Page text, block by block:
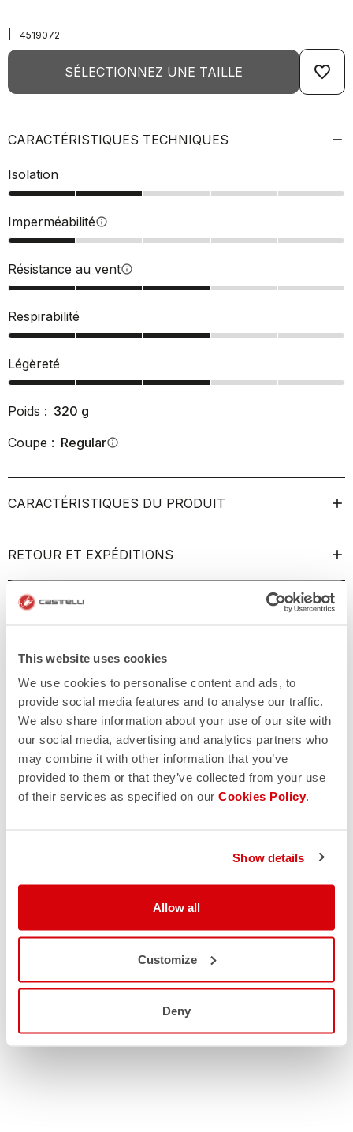
This website uses cookies
We use cookies to personalise content and ads, to
provide social media features and to analyse our traffic.
We also share information about your use of our site with
our social media, advertising and analytics partners who
may combine it with other information that you’ve
provided to them or that they’ve collected from your use
of their services as specified on our Cookies Policy.
Show details
Allow all
Customize
Deny
4519072
SÉLECTIONNEZ UNE TAILLE favorite_border
CARACTÉRISTIQUES TECHNIQUES
Isolation
Imperméabilitéinfo
Résistance au ventinfo
Respirabilité
Légèreté
Poids : 320 g
Coupe : Regularinfo
CARACTÉRISTIQUES DU PRODUIT
RETOUR ET EXPÉDITIONS